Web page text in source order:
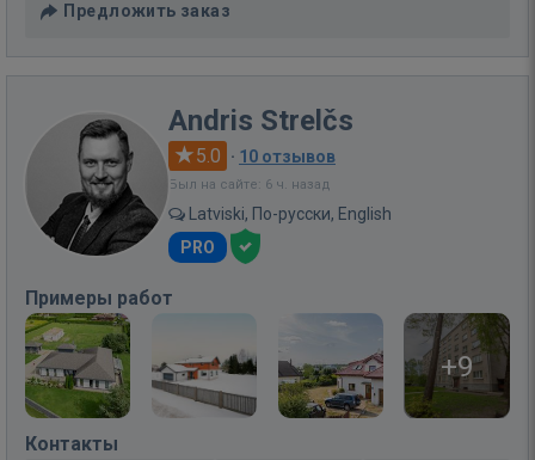
Предложить заказ
Andris Strelčs
5.0 · 10 отзывов
Был на сайте: 6 ч. назад
Latviski, По-русски, English
PRO
Примеры работ
+9
Контакты